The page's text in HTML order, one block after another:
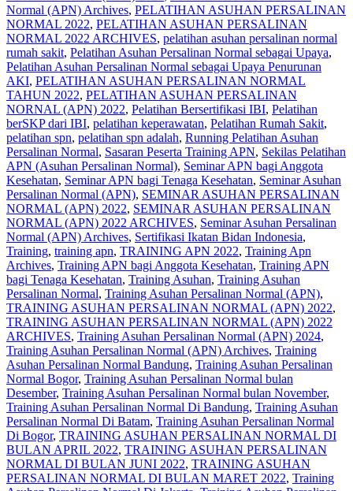
Normal (APN) Archives, PELATIHAN ASUHAN PERSALINAN
NORMAL 2022, PELATIHAN ASUHAN PERSALINAN
NORMAL 2022 ARCHIVES, pelatihan asuhan persalinan normal
rumah sakit, Pelatihan Asuhan Persalinan Normal sebagai Upaya,
Pelatihan Asuhan Persalinan Normal sebagai Upaya Penurunan
AKI, PELATIHAN ASUHAN PERSALINAN NORMAL
TAHUN 2022, PELATIHAN ASUHAN PERSALINAN
NORNAL (APN) 2022, Pelatihan Bersertifikasi IBI, Pelatihan
berSKP dari IBI, pelatihan keperawatan, Pelatihan Rumah Sakit,
pelatihan spn, pelatihan spn adalah, Running Pelatihan Asuhan
Persalinan Normal, Sasaran Peserta Training APN, Sekilas Pelatihan
APN (Asuhan Persalinan Normal), Seminar APN bagi Anggota
Kesehatan, Seminar APN bagi Tenaga Kesehatan, Seminar Asuhan
Persalinan Normal (APN), SEMINAR ASUHAN PERSALINAN
NORMAL (APN) 2022, SEMINAR ASUHAN PERSALINAN
NORMAL (APN) 2022 ARCHIVES, Seminar Asuhan Persalinan
Normal (APN) Archives, Sertifikasi Ikatan Bidan Indonesia,
Training, training apn, TRAINING APN 2022, Training Apn
Archives, Training APN bagi Anggota Kesehatan, Training APN
bagi Tenaga Kesehatan, Training Asuhan, Training Asuhan
Persalinan Normal, Training Asuhan Persalinan Normal (APN),
TRAINING ASUHAN PERSALINAN NORMAL (APN) 2022,
TRAINING ASUHAN PERSALINAN NORMAL (APN) 2022
ARCHIVES, Training Asuhan Persalinan Normal (APN) 2024,
Training Asuhan Persalinan Normal (APN) Archives, Training
Asuhan Persalinan Normal Bandung, Training Asuhan Persalinan
Normal Bogor, Training Asuhan Persalinan Normal bulan
Desember, Training Asuhan Persalinan Normal bulan November,
Training Asuhan Persalinan Normal Di Bandung, Training Asuhan
Persalinan Normal Di Batam, Training Asuhan Persalinan Normal
Di Bogor, TRAINING ASUHAN PERSALINAN NORMAL DI
BULAN APRIL 2022, TRAINING ASUHAN PERSALINAN
NORMAL DI BULAN JUNI 2022, TRAINING ASUHAN
PERSALINAN NORMAL DI BULAN MARET 2022, Training